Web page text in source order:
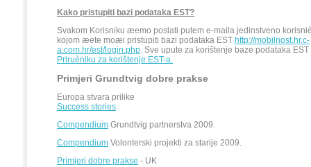
Kako pristupiti bazi podataka EST?
Svakom Korisniku æemo poslati putem e-maila jedinstveno
kojom æete moæi pristupiti bazi podataka EST http://mobilnost.hr.c-
a.com.hr/est/login.php. Sve upute za korištenje baze podataka
Priruèniku za korištenje EST-a.
Primjeri Grundtvig dobre prakse
Europa stvara prilike
Success stories
Compendium Grundtvig partnerstva 2009.
Compendium Volonterski projekti za starije 2009.
Primjeri dobre prakse - UK